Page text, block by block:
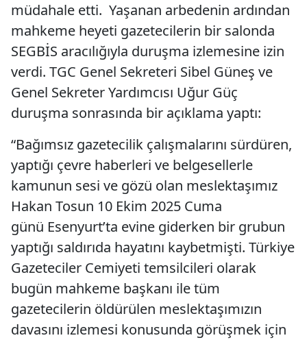
müdahale etti. Yaşanan arbedenin ardından
mahkeme heyeti gazetecilerin bir salonda
SEGBİS aracılığıyla duruşma izlemesine izin
verdi. TGC Genel Sekreteri Sibel Güneş ve
Genel Sekreter Yardımcısı Uğur Güç
duruşma sonrasında bir açıklama yaptı:
“Bağımsız gazetecilik çalışmalarını sürdüren,
yaptığı çevre haberleri ve belgesellerle
kamunun sesi ve gözü olan meslektaşımız
Hakan Tosun 10 Ekim 2025 Cuma
günü Esenyurt’ta evine giderken bir grubun
yaptığı saldırıda hayatını kaybetmişti. Türkiye
Gazeteciler Cemiyeti temsilcileri olarak
bugün mahkeme başkanı ile tüm
gazetecilerin öldürülen meslektaşımızın
davasını izlemesi konusunda görüşmek için